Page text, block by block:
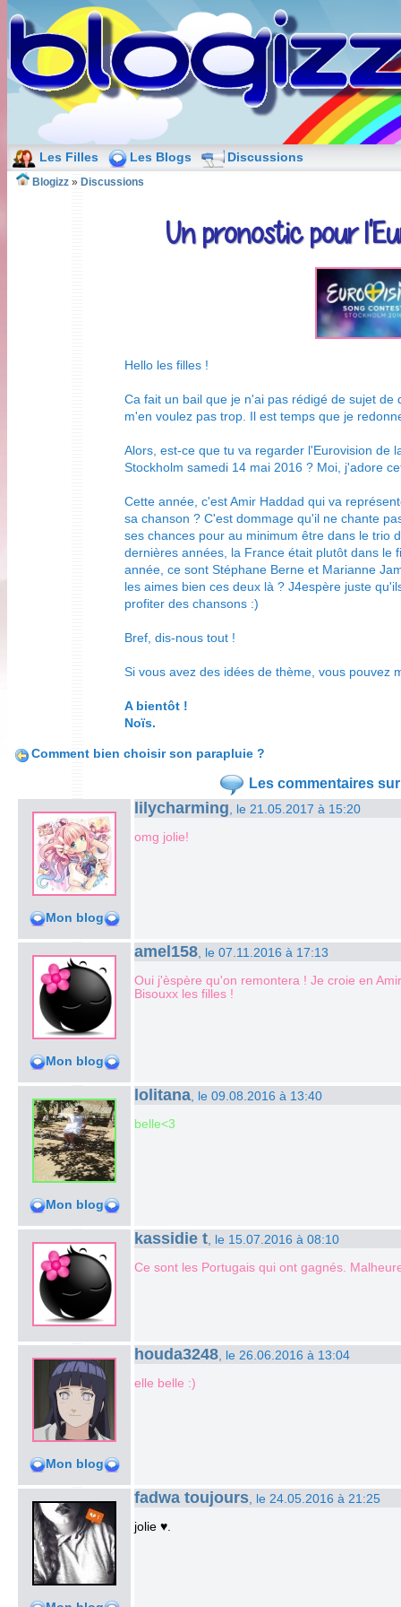
Les Filles Les Blogs Discussions
Blogizz » Discussions
Un pronostic pour
Hello les filles !
Ca fait un bail que je n'ai pas rédigé de sujet de
m'en voulez pas trop. Il est temps que je
Alors, est-ce que tu va regarder l'Eurovision de
Stockholm samedi 14 mai 2016 ? Moi, j'adore
Cette année, c'est Amir Haddad qui va
sa chanson ? C'est dommage qu'il ne chante
ses chances pour au minimum être dans le trio
dernières années, la France était plutôt dans le
année, ce sont Stéphane Berne et Marianne
les aimes bien ces deux là ? J4espère juste
profiter des chansons :)
Bref, dis-nous tout !
Si vous avez des idées de thème, vous pouvez
A bientôt !
Noïs.
Comment bien choisir son parapluie ?
Les commentaires
Mon blog
lilycharming , le 21.05.2017 à 15:20
omg jolie!
Mon blog
amel158 , le 07.11.2016 à 17:13
Oui j'èspère qu'on remontera ! Je croie en
Bisouxx les filles !
Mon blog
lolitana , le 09.08.2016 à 13:40
belle<3
kassidie t , le 15.07.2016 à 08:10
Ce sont les Portugais qui ont gagnés.
Mon blog
houda3248 , le 26.06.2016 à 13:04
elle belle :)
fadwa toujours , le 24.05.2016 à 21:25
jolie ♥.